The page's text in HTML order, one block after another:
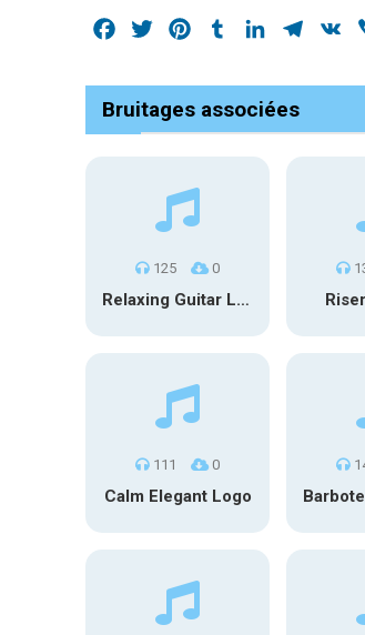
Facebook
Twitter PinterestTumblrLinkedIn
Bruitages associées
125 0
Relaxing Guitar Loop V5
111 0
Calm Elegant Logo